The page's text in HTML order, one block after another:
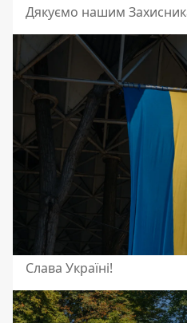
Дякуємо нашим
Слава Україні!